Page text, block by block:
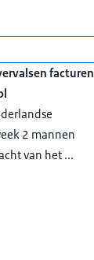
facturen
2 mannen
van het ...